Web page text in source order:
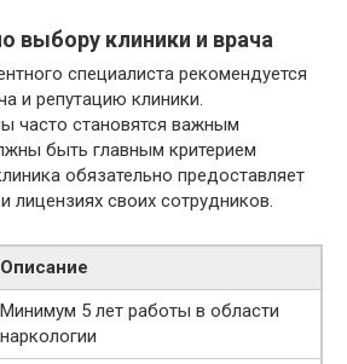
выбору клиники и врача
специалиста рекомендуется
и репутацию клиники.
часто становятся важным
быть главным критерием
обязательно предоставляет
лицензиях своих сотрудников.
Описание
Минимум 5 лет работы в области
наркологии